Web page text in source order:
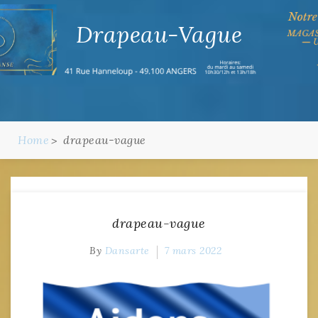
Drapeau-Vague
Home drapeau-vague
drapeau-vague
By Dansarte 7 mars 2022